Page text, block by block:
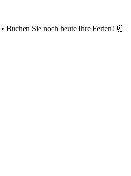
• Buchen Sie noch heute Ihre Ferien! ⏰